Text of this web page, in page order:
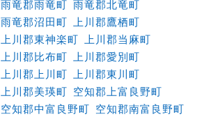
雨竜郡雨竜町 雨竜郡北竜町
雨竜郡沼田町
上川郡鷹栖町
上川郡東神楽町
上川郡当麻町
上川郡比布町
上川郡愛別町
上川郡上川町
上川郡東川町
上川郡美瑛町 空知郡上富良野町
空知郡中富良野町 空知郡南富良野町